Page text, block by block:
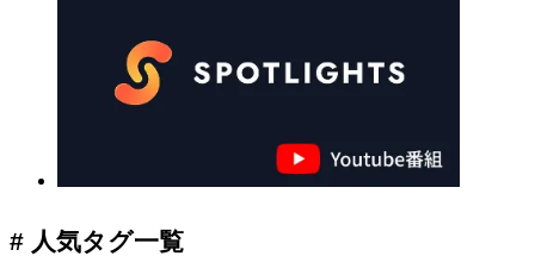
# 人気タグ一覧